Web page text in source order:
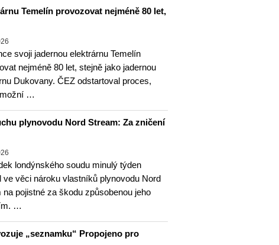
Temelín provozovat nejméně 80 let,
svoji jadernou elektrárnu Temelín
nejméně 80 let, stejně jako jadernou
Dukovany. ČEZ odstartoval proces,
…
plynovodu Nord Stream: Za zničení
londýnského soudu minulý týden
ve věci nároku vlastníků plynovodu Nord
na pojistné za škodu způsobenou jeho
…
„seznamku“ Propojeno pro